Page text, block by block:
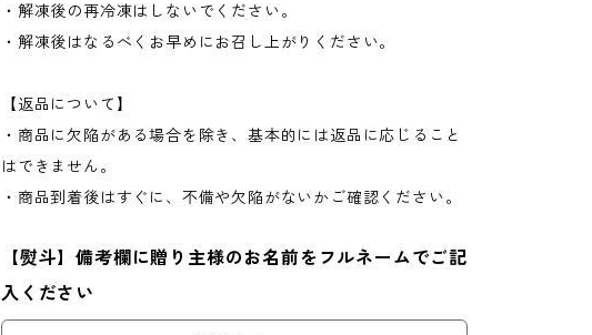
・解凍後の再冷凍はしないでください。
・解凍後はなるべくお早めにお召し上がりください。
【返品について】
・商品に欠陥がある場合を除き、基本的には返品に応じること
はできません。
・商品到着後はすぐに、不備や欠陥がないかご確認ください。
【熨斗】備考欄に贈り主様のお名前をフルネームでご記
入ください